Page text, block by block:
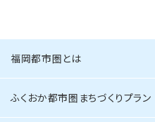
福岡都市圏とは
ふくおか都市圏まちづくりプラン